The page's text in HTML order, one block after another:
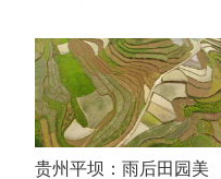
贵州平坝：雨后田园美